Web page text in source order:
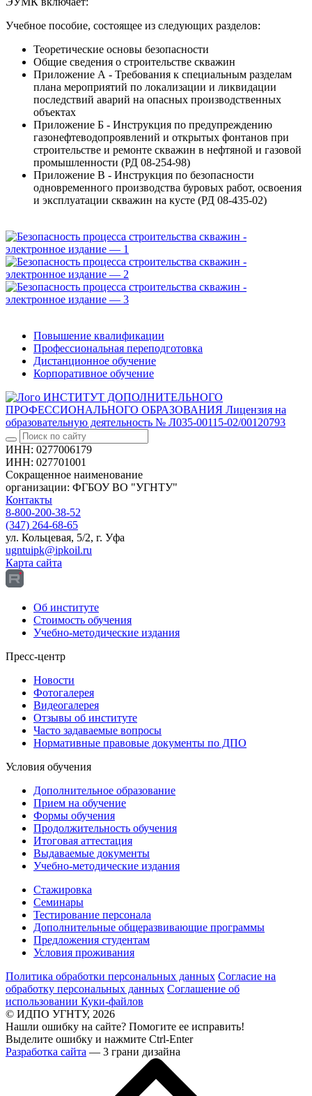
Учебное пособие, состоящее из следующих разделов:
Теоретические основы безопасности
Общие сведения о строительстве скважин
Приложение А - Требования к специальным разделам
плана мероприятий по локализации и ликвидации
последствий аварий на опасных производственных
объектах
Приложение Б - Инструкция по предупреждению
газонефтеводопроявлений и открытых фонтанов при
строительстве и ремонте скважин в нефтяной и газовой
промышленности (РД 08-254-98)
Приложение В - Инструкция по безопасности
одновременного производства буровых работ, освоения
и эксплуатации скважин на кусте (РД 08-435-02)
Повышение квалификации
Профессиональная переподготовка
Дистанционное обучение
Корпоративное обучение
ИНСТИТУТ ДОПОЛНИТЕЛЬНОГО
ПРОФЕССИОНАЛЬНОГО ОБРАЗОВАНИЯ Лицензия на
образовательную деятельность № Л035-00115-02/00120793
ИНН: 0277006179
ИНН: 027701001
Сокращенное наименование
организации: ФГБОУ ВО "УГНТУ"
Контакты
8-800-200-38-52
(347) 264-68-65
ул. Кольцевая, 5/2, г. Уфа
ugntuipk@ipkoil.ru
Карта сайта
Об институте
Стоимость обучения
Учебно-методические издания
Пресс-центр
Новости
Фотогалерея
Видеогалерея
Отзывы об институте
Часто задаваемые вопросы
Нормативные правовые документы по ДПО
Условия обучения
Дополнительное образование
Прием на обучение
Формы обучения
Продолжительность обучения
Итоговая аттестация
Выдаваемые документы
Учебно-методические издания
Стажировка
Семинары
Тестирование персонала
Дополнительные общеразвивающие программы
Предложения студентам
Условия проживания
Политика обработки персональных данных Согласие на
обработку персональных данных Соглашение об
использовании Куки-файлов
© ИДПО УГНТУ, 2026
Нашли ошибку на сайте? Помогите ее исправить!
Выделите ошибку и нажмите Ctrl-Enter
Разработка сайта — 3 грани дизайна